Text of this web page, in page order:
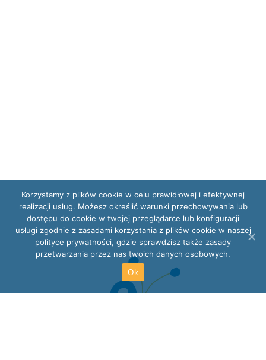
Korzystamy z plików cookie w celu prawidłowej i efektywnej
realizacji usług. Możesz określić warunki przechowywania lub
dostępu do cookie w twojej przeglądarce lub konfiguracji
usługi zgodnie z zasadami korzystania z plików cookie w naszej
polityce prywatności, gdzie sprawdzisz także zasady
przetwarzania przez nas twoich danych osobowych.
Ok